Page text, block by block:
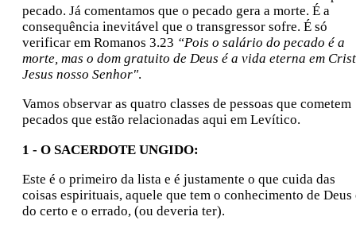
pecado. Já comentamos que o pecado gera a morte. É a
consequência inevitável que o transgressor sofre. É só
verificar em Romanos 3.23 “Pois o salário do pecado é a
morte, mas o dom gratuito de Deus é a vida eterna em
Jesus nosso Senhor".
Vamos observar as quatro classes de pessoas que cometem
pecados que estão relacionadas aqui em Levítico.
1 - O SACERDOTE UNGIDO:
Este é o primeiro da lista e é justamente o que cuida das
coisas espirituais, aquele que tem o conhecimento de Deus
do certo e o errado, (ou deveria ter).